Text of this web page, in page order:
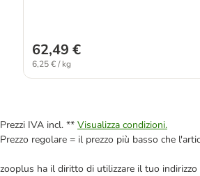
62,49 €
6,25 € / kg
Prezzi IVA incl. ** Visualizza condizioni.
Prezzo regolare = il prezzo più basso che
zooplus ha il diritto di utilizzare il tuo